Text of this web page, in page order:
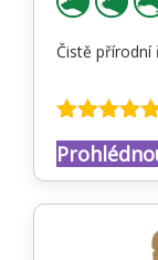
Čistě
Hodnocení
4.81 z 5